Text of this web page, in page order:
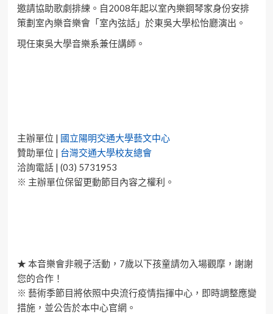
邀請協助歌劇排練。自2008年起以室內樂鋼琴家身份安排
策劃室內樂音樂會「室內弦話」於東吳大學松怡廳演出。
現任東吳大學音樂系兼任講師。
主辦單位 | 國立陽明交通大學藝文中心
贊助單位 | 台灣交通大學校友總會
洽詢電話 | (03) 5731953
※ 主辦單位保留更動節目內容之權利。
★ 本音樂會非親子活動，7歲以下孩童請勿入場觀摩，謝謝
您的合作！
※ 藝術季節目將依照中央流行疫情指揮中心，即時調整應變
措施，並公告於本中心官網。